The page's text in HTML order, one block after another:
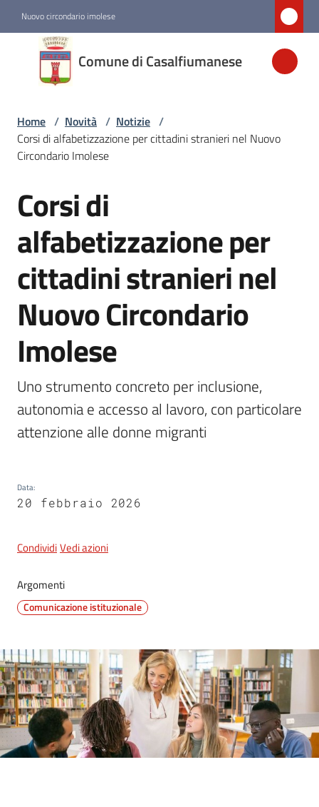
Nuovo circondario imolese
Comune di Casalfiumanese
Comune di
Casalfiumanese
Amministrazione
Servizi
Vivere
Casalfiumanese
Servizi
on-
Tutti
gli
Home / Novità / Notizie /
Corsi di alfabetizzazione per cittadini stranieri nel Nuovo
Circondario Imolese
Salta al contenuto
Corsi di
alfabetizzazione per
cittadini stranieri nel
Nuovo Circondario
Imolese
Uno strumento concreto per inclusione,
autonomia e accesso al lavoro, con particolare
attenzione alle donne migranti
Data:
20 febbraio 2026
CondividiVedi azioni
Argomenti
Comunicazione istituzionale